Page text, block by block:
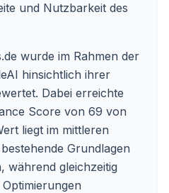
und Nutzbarkeit des
wurde im Rahmen der
hinsichtlich ihrer
Dabei erreichte
Score von 69 von
liegt im mittleren
Grundlagen
während gleichzeitig